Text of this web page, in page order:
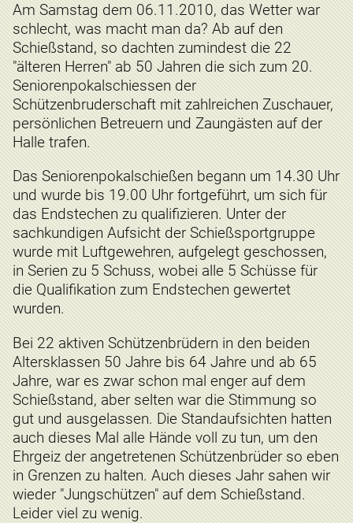
Am Samstag dem 06.11.2010, das Wetter war
schlecht, was macht man da? Ab auf den
Schießstand, so dachten zumindest die 22
"älteren Herren" ab 50 Jahren die sich zum 20.
Seniorenpokalschiessen der
Schützenbruderschaft mit zahlreichen Zuschauer,
persönlichen Betreuern und Zaungästen auf der
Halle trafen.
Das Seniorenpokalschießen begann um 14.30 Uhr
und wurde bis 19.00 Uhr fortgeführt, um sich für
das Endstechen zu qualifizieren. Unter der
sachkundigen Aufsicht der Schießsportgruppe
wurde mit Luftgewehren, aufgelegt geschossen,
in Serien zu 5 Schuss, wobei alle 5 Schüsse für
die Qualifikation zum Endstechen gewertet
wurden.
Bei 22 aktiven Schützenbrüdern in den beiden
Altersklassen 50 Jahre bis 64 Jahre und ab 65
Jahre, war es zwar schon mal enger auf dem
Schießstand, aber selten war die Stimmung so
gut und ausgelassen. Die Standaufsichten hatten
auch dieses Mal alle Hände voll zu tun, um den
Ehrgeiz der angetretenen Schützenbrüder so eben
in Grenzen zu halten. Auch dieses Jahr sahen wir
wieder "Jungschützen" auf dem Schießstand.
Leider viel zu wenig.